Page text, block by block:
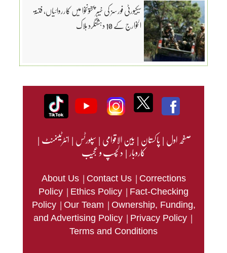
سیکیورٹی فورسز کی خیبر پختونخوا میں کارروائیاں، فتنۃ
الخوارج کے 10 دہشتگرد ہلاک
صفحہ اول|پاکستان|بین الاقوامی|سپورٹس|انٹرٹینمنٹ|
کاروبار|دلچسپ و عجیب
About Us | Contact Us | Corrections
Policy | Ethics Policy | Fact-Checking
Policy | Our Team | Ownership, Funding,
and Advertising Policy | Privacy Policy |
Terms and Conditions